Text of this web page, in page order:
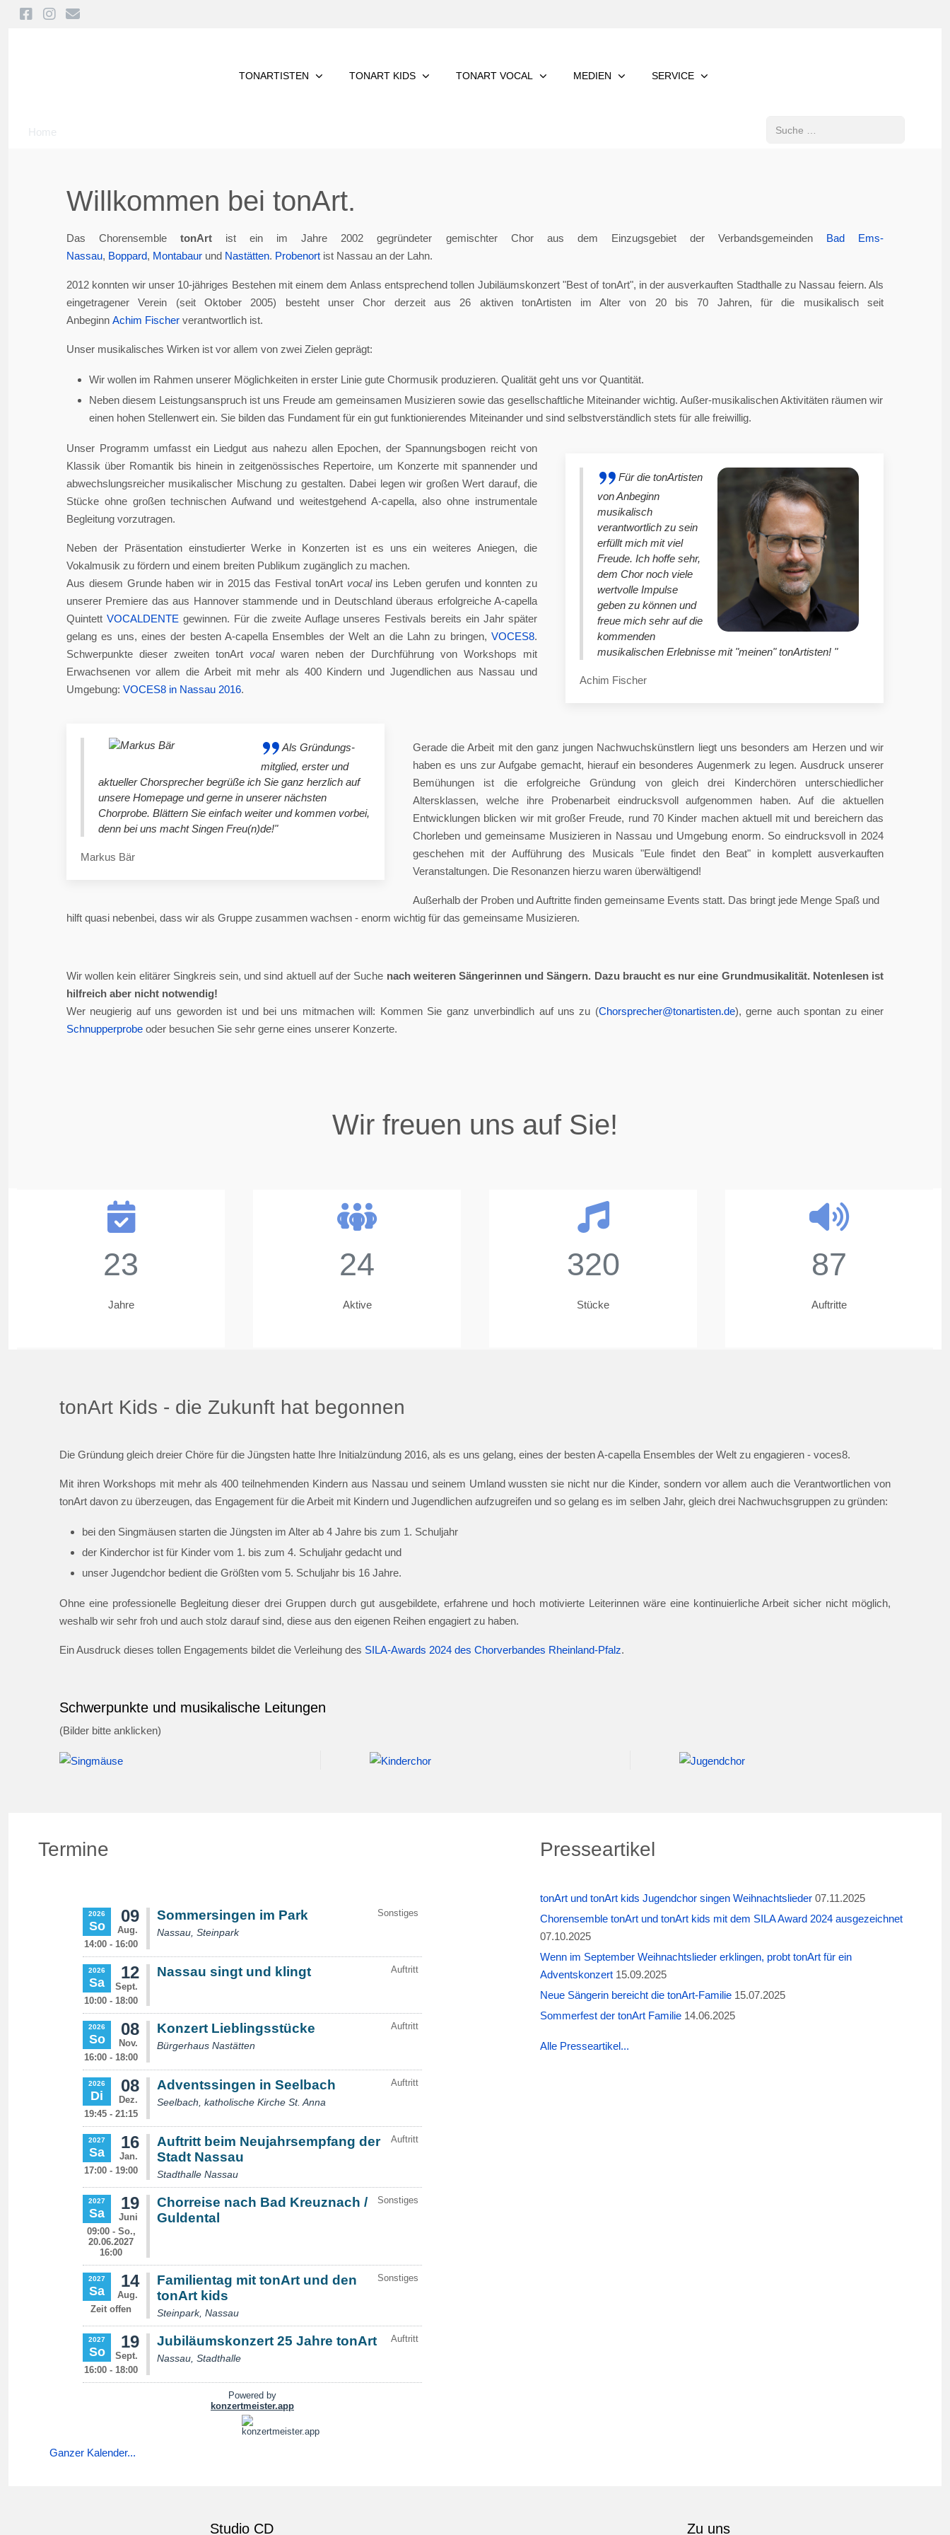
TONARTISTEN TONART KIDS TONART VOCAL MEDIEN SERVICE
Home
Suchen
Willkommen bei tonArt.
Das ChorensembletonArt ist ein im Jahre 2002 gegründeter gemischter Chor aus dem Einzugsgebiet der Verbandsgemeinden Bad Ems-
Nassau, Boppard, Montabaur und Nastätten. Probenort ist Nassau an der Lahn.
2012 konnten wir unser 10-jähriges Bestehen mit einem dem Anlass entsprechend tollen Jubiläumskonzert "Best of tonArt", in der ausverkauften Stadthalle zu Nassau feiern. Als
eingetragener Verein (seit Oktober 2005) besteht unser Chor derzeit aus 26 aktiven tonArtisten im Alter von 20 bis 70 Jahren, für die musikalisch seit
Anbeginn Achim Fischer verantwortlich ist.
Unser musikalisches Wirken ist vor allem von zwei Zielen geprägt:
Wir wollen im Rahmen unserer Möglichkeiten in erster Linie gute Chormusik produzieren. Qualität geht uns vor Quantität.
Neben diesem Leistungsanspruch ist uns Freude am gemeinsamen Musizieren sowie das gesellschaftliche Miteinander wichtig. Außer-musikalischen Aktivitäten räumen wir
einen hohen Stellenwert ein. Sie bilden das Fundament für ein gut funktionierendes Miteinander und sind selbstverständlich stets für alle freiwillig.
Für die tonArtisten
von Anbeginn
musikalisch
verantwortlich zu sein
erfüllt mich mit viel
Freude. Ich hoffe sehr,
dem Chor noch viele
wertvolle Impulse
geben zu können und
freue mich sehr auf die
kommenden
musikalischen Erlebnisse mit "meinen" tonArtisten! "
Achim Fischer
Unser Programm umfasst ein Liedgut aus nahezu allen Epochen, der Spannungsbogen reicht von
Klassik über Romantik bis hinein in zeitgenössisches Repertoire, um Konzerte mit spannender und
abwechslungsreicher musikalischer Mischung zu gestalten. Dabei legen wir großen Wert darauf, die
Stücke ohne großen technischen Aufwand und weitestgehend A-capella, also ohne instrumentale
Begleitung vorzutragen.
Neben der Präsentation einstudierter Werke in Konzerten ist es uns ein weiteres Aniegen, die
Vokalmusik zu fördern und einem breiten Publikum zugänglich zu machen.
Aus diesem Grunde haben wir in 2015 das Festival tonArt vocal ins Leben gerufen und konnten zu
unserer Premiere das aus Hannover stammende und in Deutschland überaus erfolgreiche A-capella
Quintett VOCALDENTE gewinnen. Für die zweite Auflage unseres Festivals bereits ein Jahr später
gelang es uns, eines der besten A-capella Ensembles der Welt an die Lahn zu bringen, VOCES8.
Schwerpunkte dieser zweiten tonArt vocalwaren neben der Durchführung von Workshops mit
Erwachsenen vor allem die Arbeit mit mehr als 400 Kindern und Jugendlichen aus Nassau und
Umgebung: VOCES8 in Nassau 2016.
Als Gründungs-
mitglied, erster und
aktueller Chorsprecher begrüße ich Sie ganz herzlich auf
unsere Homepage und gerne in unserer nächsten
Chorprobe. Blättern Sie einfach weiter und kommen vorbei,
denn bei uns macht Singen Freu(n)de!"
Markus Bär
Gerade die Arbeit mit den ganz jungen Nachwuchskünstlern liegt uns besonders am Herzen und wir
haben es uns zur Aufgabe gemacht, hierauf ein besonderes Augenmerk zu legen. Ausdruck unserer
Bemühungen ist die erfolgreiche Gründung von gleich drei Kinderchören unterschiedlicher
Altersklassen, welche ihre Probenarbeit eindrucksvoll aufgenommen haben. Auf die aktuellen
Entwicklungen blicken wir mit großer Freude, rund 70 Kinder machen aktuell mit und bereichern das
Chorleben und gemeinsame Musizieren in Nassau und Umgebung enorm. So eindrucksvoll in 2024
geschehen mit der Aufführung des Musicals "Eule findet den Beat" in komplett ausverkauften
Veranstaltungen. Die Resonanzen hierzu waren überwältigend!
Außerhalb der Proben und Auftritte finden gemeinsame Events statt. Das bringt jede Menge Spaß und
hilft quasi nebenbei, dass wir als Gruppe zusammen wachsen - enorm wichtig für das gemeinsame Musizieren.
Wir wollen kein elitärer Singkreis sein, und sind aktuell auf der Suche nach weiteren Sängerinnen und Sängern. Dazu braucht es nur eine Grundmusikalität. Notenlesen ist
hilfreich aber nicht notwendig!
Wer neugierig auf uns geworden ist und bei uns mitmachen will: Kommen Sie ganz unverbindlich auf uns zu (Chorsprecher@tonartisten.de), gerne auch spontan zu einer
Schnupperprobe oder besuchen Sie sehr gerne eines unserer Konzerte.
Wir freuen uns auf Sie!
23
Jahre
24
Aktive
320
Stücke
87
Auftritte
tonArt Kids - die Zukunft hat begonnen
Die Gründung gleich dreier Chöre für die Jüngsten hatte Ihre Initialzündung 2016, als es uns gelang, eines der besten A-capella Ensembles der Welt zu engagieren - voces8.
Mit ihren Workshops mit mehr als 400 teilnehmenden Kindern aus Nassau und seinem Umland wussten sie nicht nur die Kinder, sondern vor allem auch die Verantwortlichen von
tonArt davon zu überzeugen, das Engagement für die Arbeit mit Kindern und Jugendlichen aufzugreifen und so gelang es im selben Jahr, gleich drei Nachwuchsgruppen zu gründen:
bei den Singmäusen starten die Jüngsten im Alter ab 4 Jahre bis zum 1. Schuljahr
der Kinderchor ist für Kinder vom 1. bis zum 4. Schuljahr gedacht und
unser Jugendchor bedient die Größten vom 5. Schuljahr bis 16 Jahre.
Ohne eine professionelle Begleitung dieser drei Gruppen durch gut ausgebildete, erfahrene und hoch motivierte Leiterinnen wäre eine kontinuierliche Arbeit sicher nicht möglich,
weshalb wir sehr froh und auch stolz darauf sind, diese aus den eigenen Reihen engagiert zu haben.
Ein Ausdruck dieses tollen Engagements bildet die Verleihung des SILA-Awards 2024 des Chorverbandes Rheinland-Pfalz.
Schwerpunkte und musikalische Leitungen
(Bilder bitte anklicken)
Termine
Ganzer Kalender...
Presseartikel
tonArt und tonArt kids Jugendchor singen Weihnachtslieder 07.11.2025
Chorensemble tonArt und tonArt kids mit dem SILA Award 2024 ausgezeichnet
07.10.2025
Wenn im September Weihnachtslieder erklingen, probt tonArt für ein
Adventskonzert 15.09.2025
Neue Sängerin bereicht die tonArt-Familie 15.07.2025
Sommerfest der tonArt Familie 14.06.2025
Alle Presseartikel...
Studio CD Zu uns